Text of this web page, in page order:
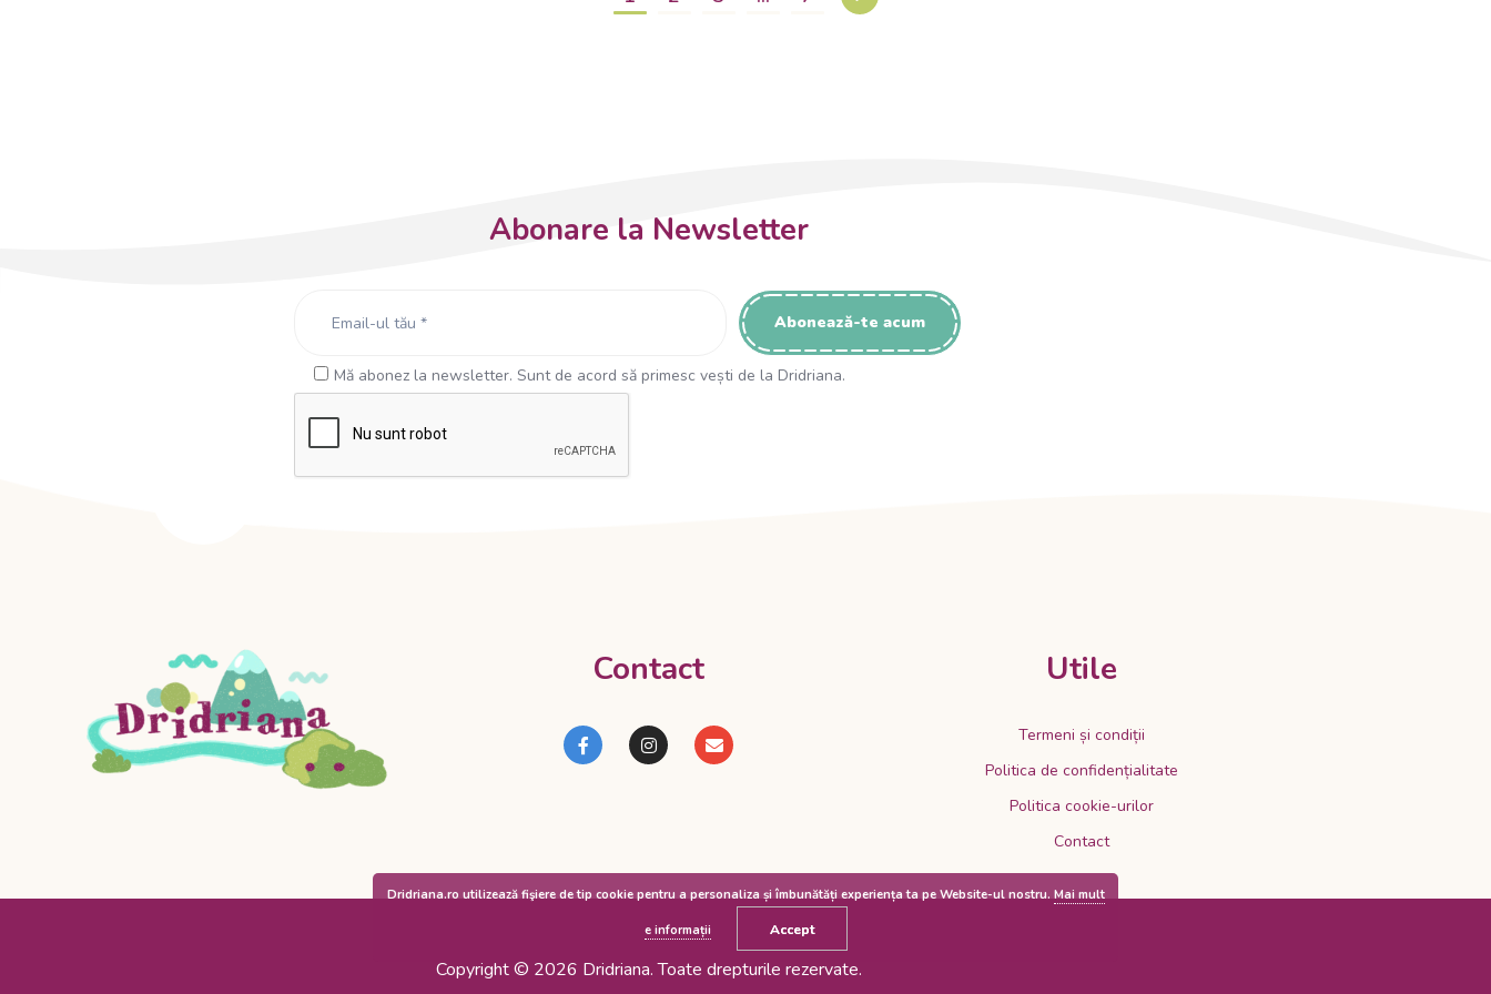
Abonare la Newsletter
Mă abonez la newsletter. Sunt de acord să primesc vești de la Dridriana.
Contact Utile
Termeni și condiții
Politica de confidențialitate
Politica cookie-urilor
Contact
Copyright © 2026 Dridriana. Toate drepturile rezervate.
Dridriana.ro utilizează fişiere de tip cookie pentru a personaliza și îmbunătăți experiența ta pe Website-ul nostru.Mai mult
e informații Accept